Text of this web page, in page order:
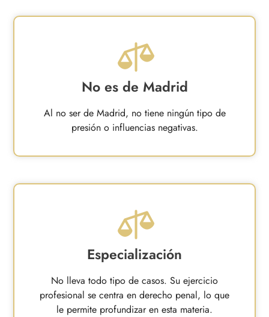
No es de Madrid
Al no ser de Madrid, no tiene ningún tipo de
presión o influencias negativas.
Especialización
No lleva todo tipo de casos. Su ejercicio
profesional se centra en derecho penal, lo que
le permite profundizar en esta materia.